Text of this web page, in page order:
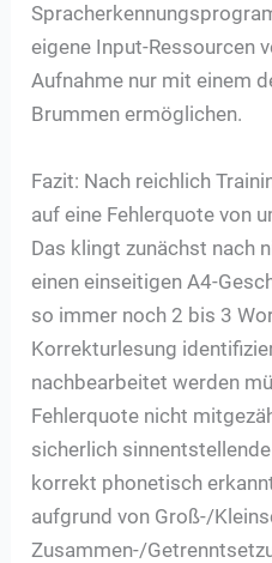
eigene Input-Ressourcen
Aufnahme nur mit einem
Brummen ermöglichen.
Fazit: Nach reichlich
auf eine Fehlerquote von
Das klingt zunächst nach
einen einseitigen A4-
so immer noch 2 bis 3
Korrekturlesung
nachbearbeitet werden
Fehlerquote nicht
sicherlich
korrekt phonetisch
aufgrund von Groß-/
Zusammen-/